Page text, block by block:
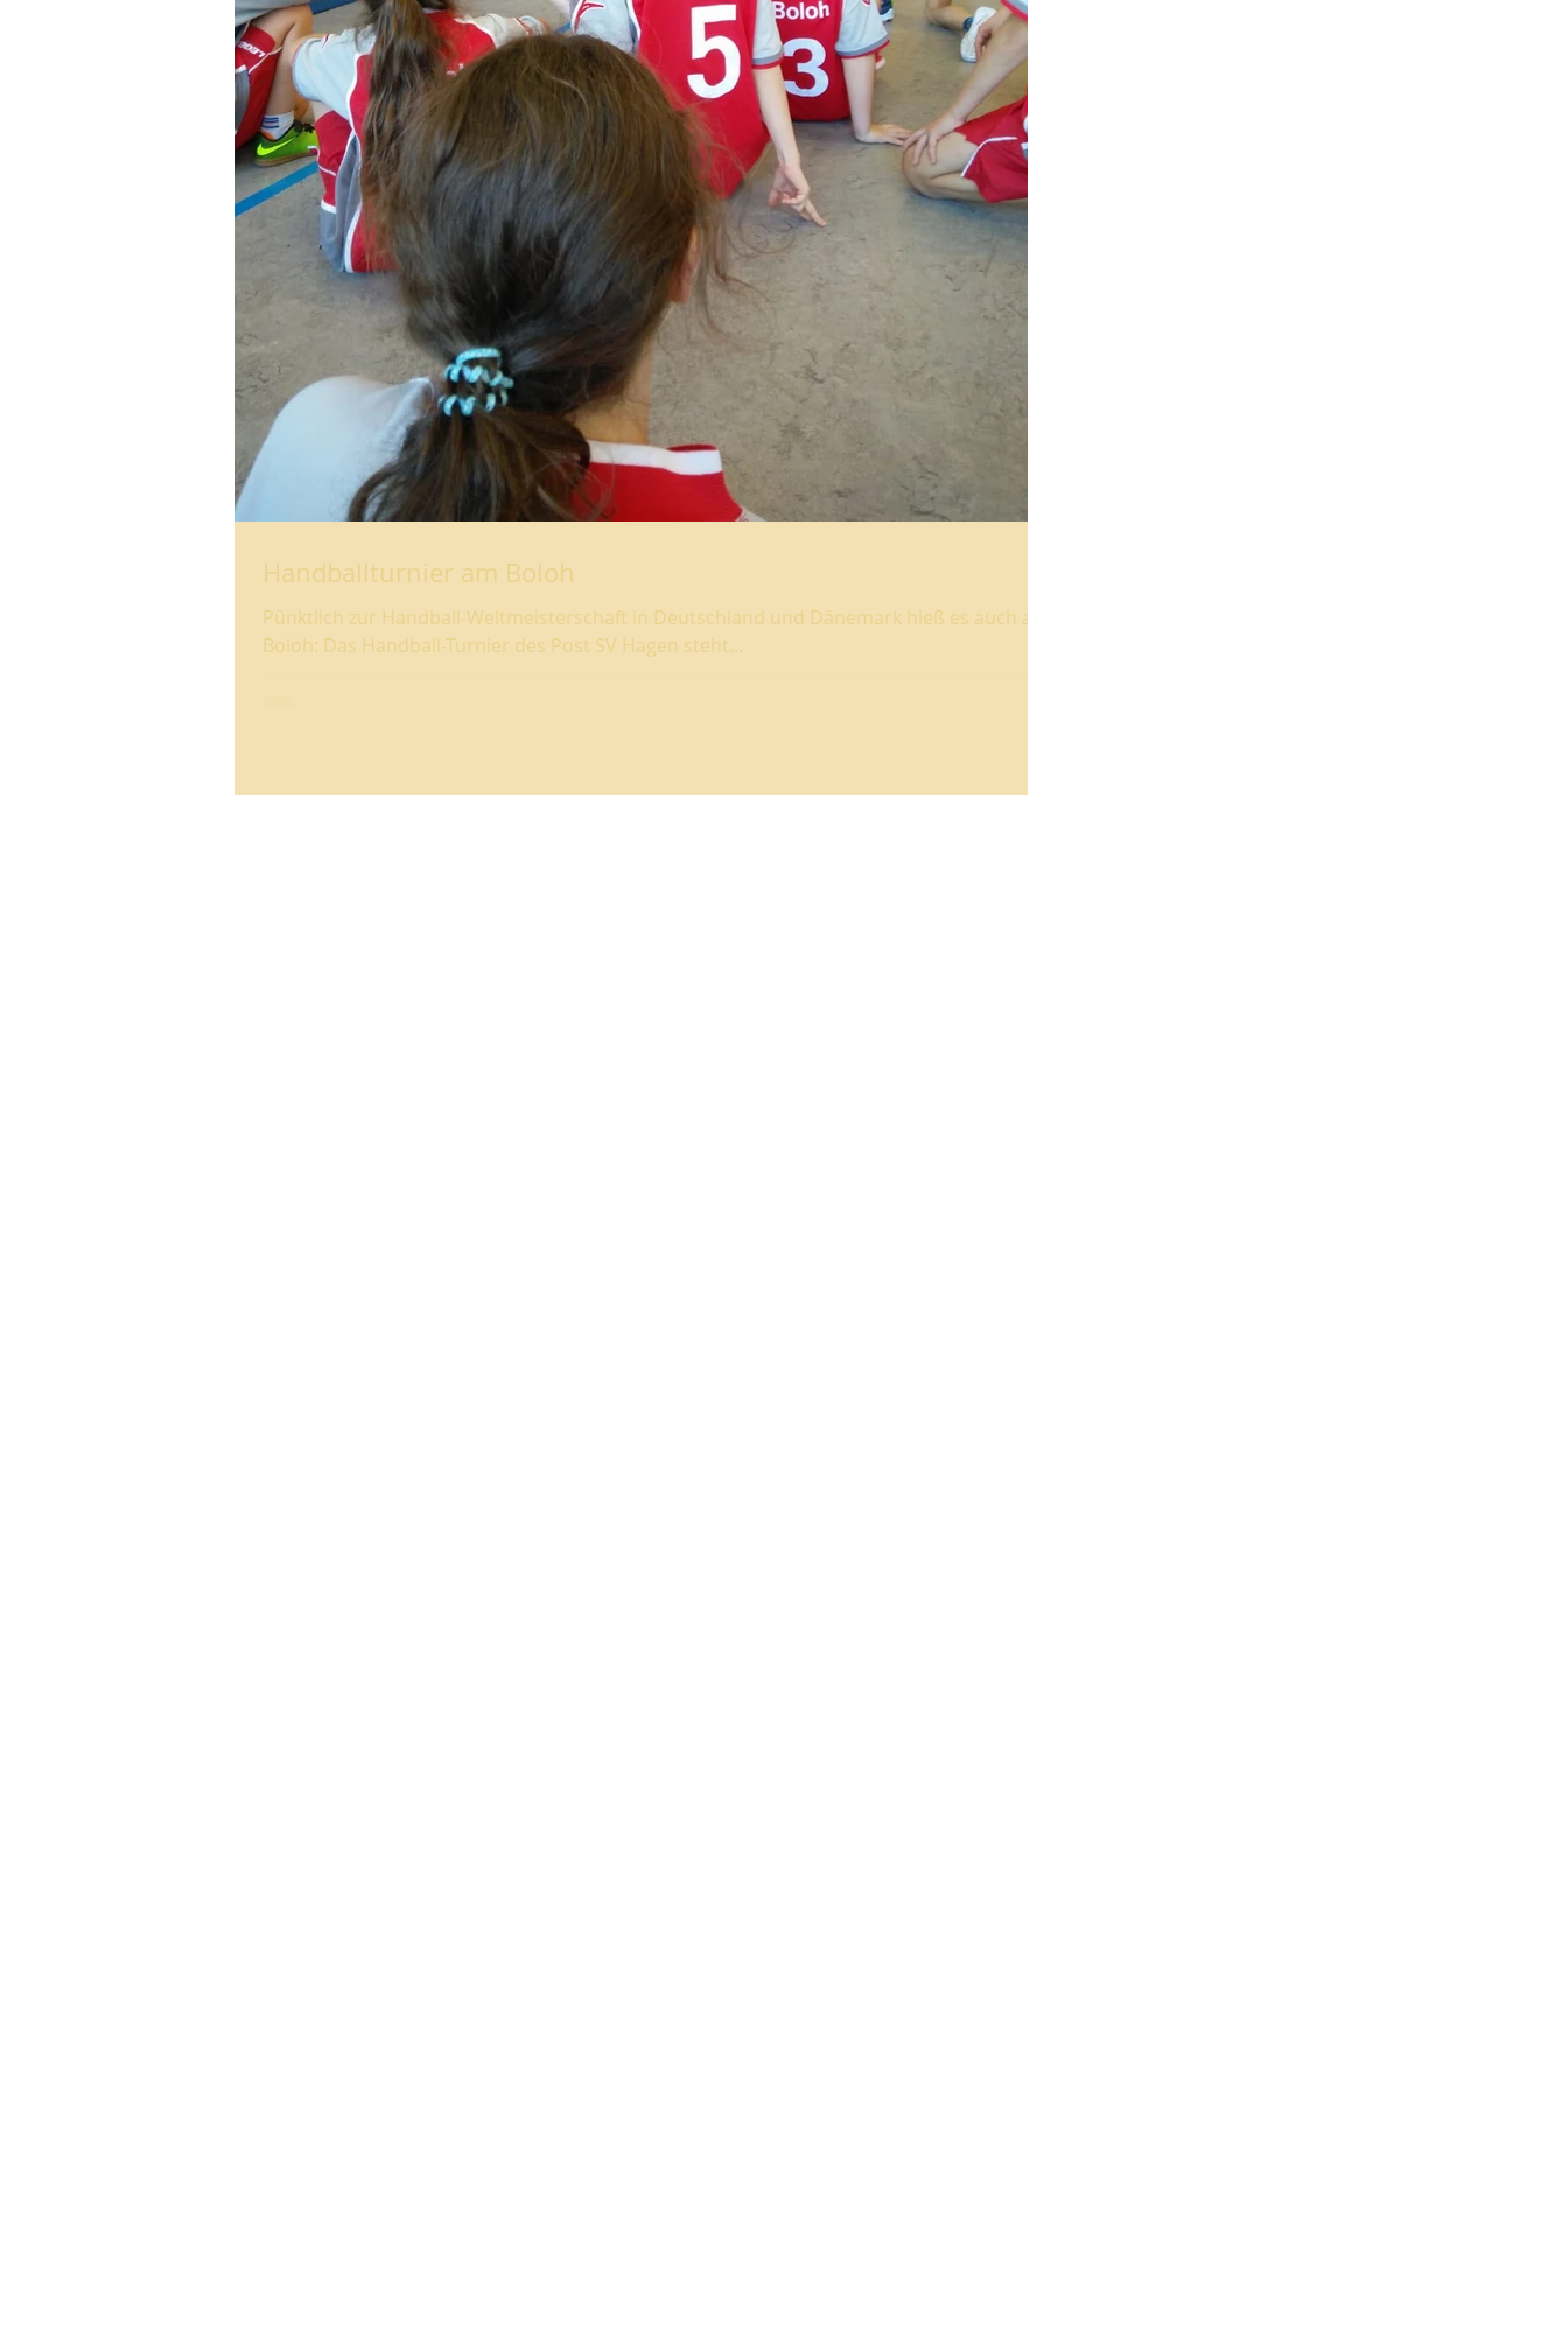
Handballturnier am Boloh
Pünktlich zur Handball-Weltmeisterschaft in Deutschland und Dänemark hieß es auch am
Boloh: Das Handball-Turnier des Post SV Hagen steht...